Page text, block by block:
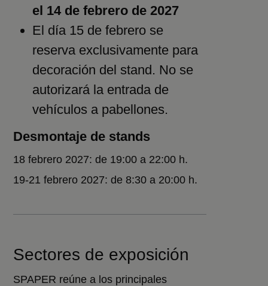
el 14 de febrero de 2027
El día 15 de febrero se
reserva exclusivamente para
decoración del stand. No se
autorizará la entrada de
vehículos a pabellones.
Desmontaje de stands
18 febrero 2027: de 19:00 a 22:00 h.
19-21 febrero 2027: de 8:30 a 20:00 h.
Sectores de exposición
SPAPER reúne a los principales